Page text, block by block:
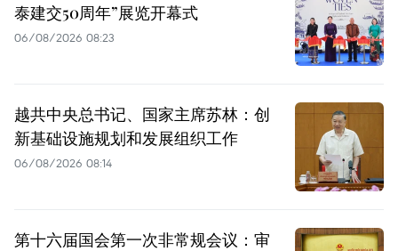
泰建交50周年”展览开幕式
06/08/2026 08:23
越共中央总书记、国家主席苏林：创
新基础设施规划和发展组织工作
06/08/2026 08:14
第十六届国会第一次非常规会议：审